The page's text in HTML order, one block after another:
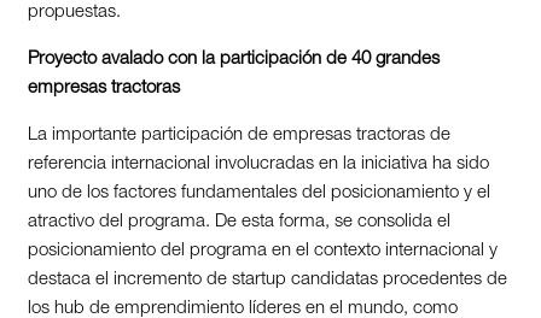
propuestas.
Proyecto avalado con la participación de 40 grandes
empresas tractoras
La importante participación de empresas tractoras de
referencia internacional involucradas en la iniciativa ha sido
uno de los factores fundamentales del posicionamiento y el
atractivo del programa. De esta forma, se consolida el
posicionamiento del programa en el contexto internacional y
destaca el incremento de startup candidatas procedentes de
los hub de emprendimiento líderes en el mundo, como